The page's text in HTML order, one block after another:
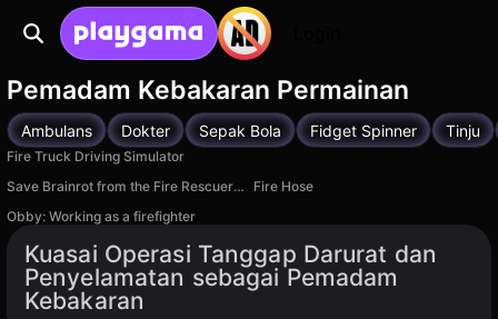
Pemadam Kebakaran Permainan
Ambulans Dokter Sepak Bola Fidget Spinner Tinju
Fire Truck Driving Simulator
Save Brainrot from the Fire Rescuer Obby +1 Tycoon
Fire Hose
Obby: Working as a firefighter
Kuasai Operasi Tanggap Darurat dan
Penyelamatan sebagai Pemadam
Kebakaran